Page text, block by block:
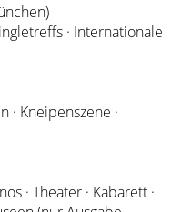
· Internationale
· Kneipenszene ·
· Theater · Kabarett ·